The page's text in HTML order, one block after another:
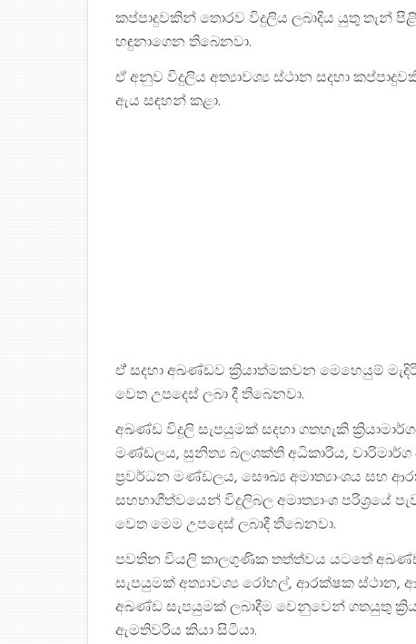
කප්පාදුවකින් තොරව විදුලිය ලබාදිය යුතු තැන්
හඳුනාගෙන තිබෙනවා.
ඒ අනුව විදුලිය අත්‍යාවශ්‍ය ස්ථාන සදහා
ඇය සඳහන් කළා.
ඒ් සදහා අඛණ්ඩව ක්‍රියාත්මකවන මෙහෙයුම්
වෙත උපදෙස් ලබා දී තිබෙනවා.
අඛණ්ඩ විදුලි සැපයුමක් සදහා ගතහැකි
මණ්ඩලය, සුනිත්‍ය බලශක්ති අධිකාරිය, වාරිමාර්ග
ප්‍රවර්ධන මණ්ඩලය, සෞඛ්‍ය අමාත්‍යාංශය සහ
සහභාගීත්වයෙන් විදුලිබල අමාත්‍යාංශ පරිශ්‍රයේ
වෙත මෙම උපදෙස් ලබාදී තිබෙනවා.
පවතින වියලි කාලගුණික තත්ත්වය යටතේ අඛණ්ඩ
සැපයුමක් අත්‍යාවශ්‍ය රෝහල්, ආරක්ෂක ස්ථාන,
අඛණ්ඩ සැපයුමක් ලබාදීම වෙනුවෙන් ගතයුතු
ඇමතිවරිය කියා සිටියා.